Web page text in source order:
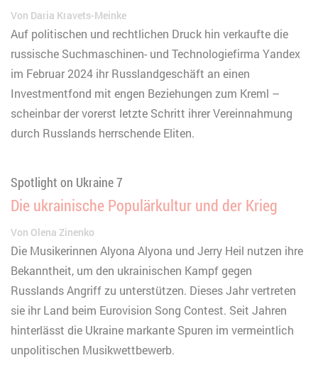
Von Daria Kravets-Meinke
Auf politischen und rechtlichen Druck hin verkaufte die
russische Suchmaschinen- und Technologiefirma Yandex
im Februar 2024 ihr Russlandgeschäft an einen
Investmentfond mit engen Beziehungen zum Kreml –
scheinbar der vorerst letzte Schritt ihrer Vereinnahmung
durch Russlands herrschende Eliten.
Spotlight on Ukraine 7
Die ukrainische Populärkultur und der Krieg
Von Olena Zinenko
Die Musikerinnen Alyona Alyona und Jerry Heil nutzen ihre
Bekanntheit, um den ukrainischen Kampf gegen
Russlands Angriff zu unterstützen. Dieses Jahr vertreten
sie ihr Land beim Eurovision Song Contest. Seit Jahren
hinterlässt die Ukraine markante Spuren im vermeintlich
unpolitischen Musikwettbewerb.